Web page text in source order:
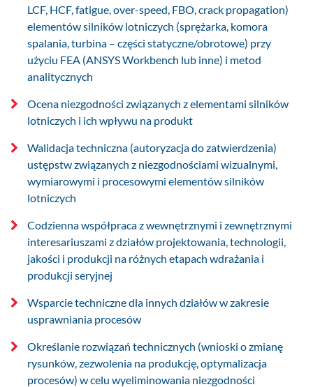
LCF, HCF, fatigue, over-speed, FBO, crack propagation)
elementów silników lotniczych (sprężarka, komora
spalania, turbina – części statyczne/obrotowe) przy
użyciu FEA (ANSYS Workbench lub inne) i metod
analitycznych
Ocena niezgodności związanych z elementami silników
lotniczych i ich wpływu na produkt
Walidacja techniczna (autoryzacja do zatwierdzenia)
ustępstw związanych z niezgodnościami wizualnymi,
wymiarowymi i procesowymi elementów silników
lotniczych
Codzienna współpraca z wewnętrznymi i zewnętrznymi
interesariuszami z działów projektowania, technologii,
jakości i produkcji na różnych etapach wdrażania i
produkcji seryjnej
Wsparcie techniczne dla innych działów w zakresie
usprawniania procesów
Określanie rozwiązań technicznych (wnioski o zmianę
rysunków, zezwolenia na produkcję, optymalizacja
procesów) w celu wyeliminowania niezgodności